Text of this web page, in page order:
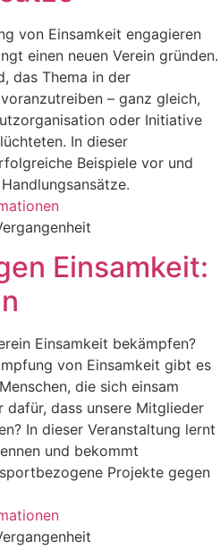
von Einsamkeit engagieren
einen neuen Verein gründen.
das Thema in der
– ganz gleich,
oder Initiative
In dieser
Beispiele vor und
Einsamkeit:
Einsamkeit bekämpfen?
von Einsamkeit gibt es
die sich einsam
dafür, dass unsere Mitglieder
In dieser Veranstaltung lernt
und bekommt
Projekte gegen